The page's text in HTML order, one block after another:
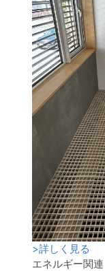
>詳しく見る
エネルギー関連